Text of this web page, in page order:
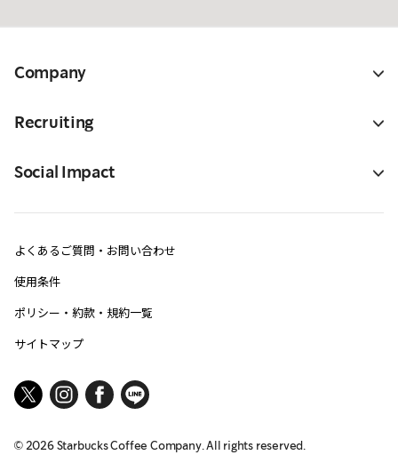
Company
Recruiting
Social Impact
よくあるご質問・お問い合わせ
使用条件
ポリシー・約款・規約一覧
サイトマップ
© 2026Starbucks Coffee Company. All rights reserved.